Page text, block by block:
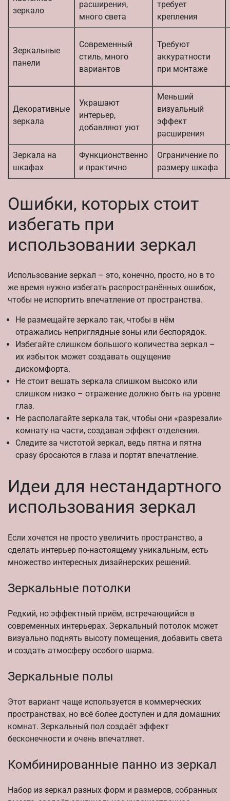
зеркало
расширения,
много света
требует
крепления
Зеркальные
панели
Современный
стиль, много
вариантов
Требуют
аккуратности
при монтаже
Декоративные
зеркала
Украшают
интерьер,
добавляют уют
Меньший
визуальный
эффект
расширения
Зеркала на
шкафах
Функционственно
и практично
Ограничение по
размеру шкафа
Ошибки, которых стоит
избегать при
использовании зеркал
Использование зеркал – это, конечно, просто, но в то
же время нужно избегать распространённых ошибок,
чтобы не испортить впечатление от пространства.
Не размещайте зеркало так, чтобы в нём
отражались неприглядные зоны или беспорядок.
Избегайте слишком большого количества зеркал –
их избыток может создавать ощущение
дискомфорта.
Не стоит вешать зеркала слишком высоко или
слишком низко – отражение должно быть на уровне
глаз.
Не располагайте зеркала так, чтобы они «разрезали»
комнату на части, создавая эффект отделения.
Следите за чистотой зеркал, ведь пятна и пятна
сразу бросаются в глаза и портят впечатление.
Идеи для нестандартного
использования зеркал
Если хочется не просто увеличить пространство, а
сделать интерьер по-настоящему уникальным, есть
множество интересных дизайнерских решений.
Зеркальные потолки
Редкий, но эффектный приём, встречающийся в
современных интерьерах. Зеркальный потолок может
визуально поднять высоту помещения, добавить света
и создать атмосферу особого шарма.
Зеркальные полы
Этот вариант чаще используется в коммерческих
пространствах, но всё более доступен и для домашних
комнат. Зеркальный пол создаёт эффект
бесконечности и очень впечатляет.
Комбинированные панно из зеркал
Набор из зеркал разных форм и размеров, собранных